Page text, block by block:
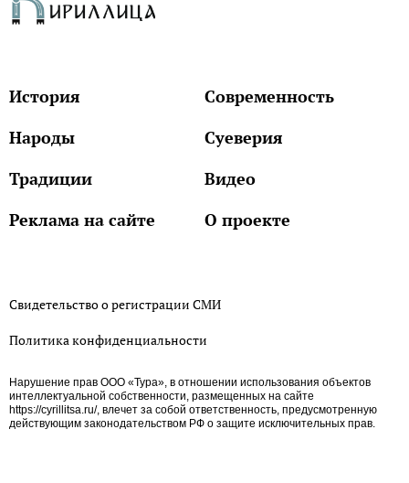
История
Современность
Народы
Суеверия
Традиции
Видео
Реклама на сайте
О проекте
Свидетельство о регистрации СМИ
Политика конфиденциальности
Нарушение прав ООО «Тура», в отношении использования объектов
интеллектуальной собственности, размещенных на сайте
https://cyrillitsa.ru/, влечет за собой ответственность, предусмотренную
действующим законодательством РФ о защите исключительных прав.